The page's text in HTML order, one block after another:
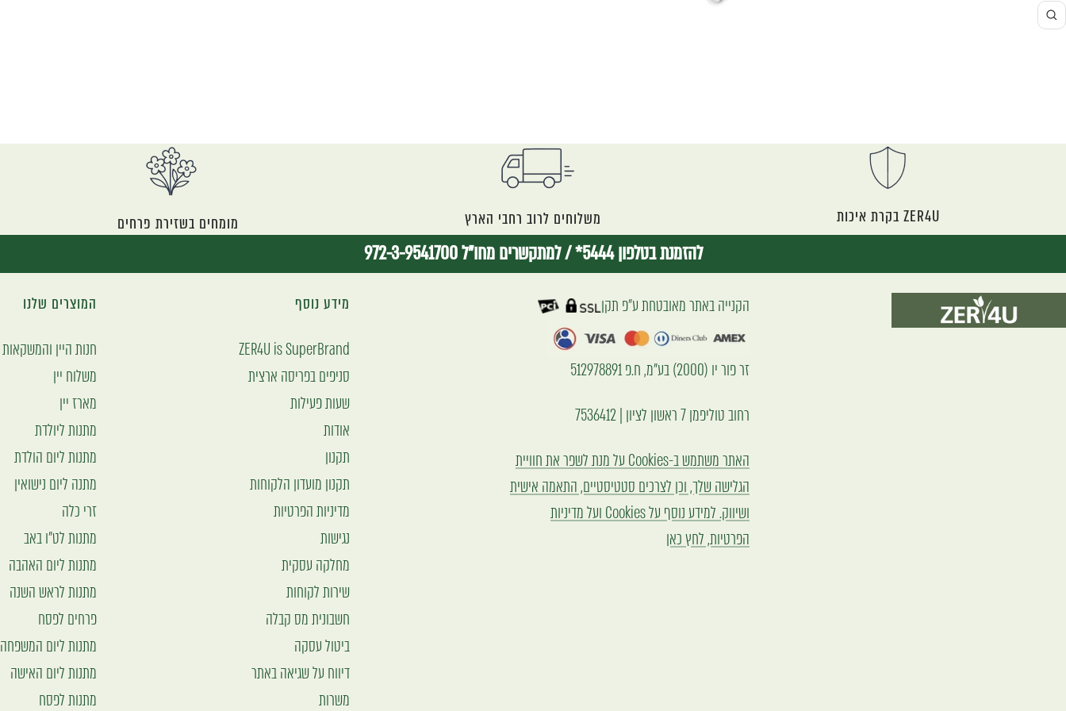
ZER4U בקרת איכות משלוחים לרוב רחבי הארץ מומחים בשזירת פרחים
להזמנת בטלפון 5444* /למתקשרים מחו"ל 972-3-9541700
הקנייה באתר מאובטחת ע״פ תקן
זר פור יו (2000) בע"מ, ח.פ 512978891
רחוב טוליפמן 7 ראשון לציון | 7536412
האתר משתמש ב-Cookies על מנת לשפר את חוויית
הגלישה שלך, וכן לצרכים סטטיסטיים, התאמה אישית
ושיווק. למידע נוסף על Cookies ועל מדיניות
הפרטיות, לחץ כאן
מידע נוסף
ZER4U is SuperBrand
סניפים בפריסה ארצית
שעות פעילות
אודות
תקנון
תקנון מועדון הלקוחות
מדיניות הפרטיות
נגישות
מחלקה עסקית
שירות לקוחות
חשבונית מס קבלה
ביטול עסקה
דיווח על שגיאה באתר
משרות
המוצרים שלנו
חנות היין והמשקאות
משלוח יין
מארז יין
מתנות ליולדת
מתנות ליום הולדת
מתנה ליום נישואין
זרי כלה
מתנות לט"ו באב
מתנות ליום האהבה
מתנות לראש השנה
פרחים לפסח
מתנות ליום המשפחה
מתנות ליום האישה
מתנות לפסח